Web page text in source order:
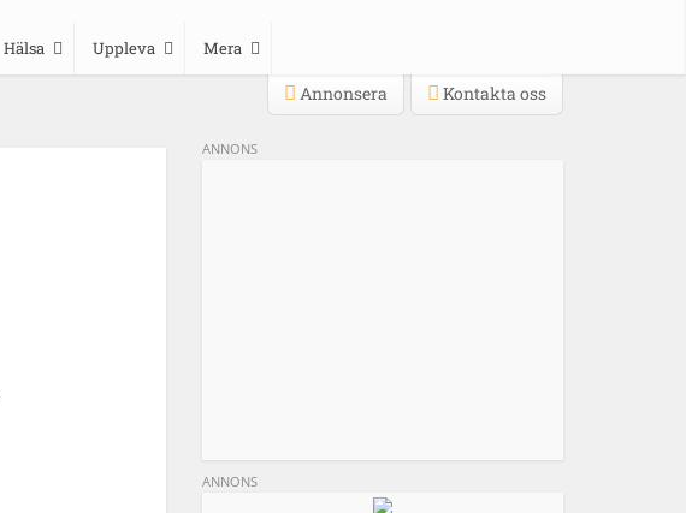
Hälsa Uppleva Mera
Kontakta oss
Annonsera
ANNONS
ANNONS